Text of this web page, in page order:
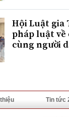
Hội Luật gia
pháp luật về
cùng người
Tin tức